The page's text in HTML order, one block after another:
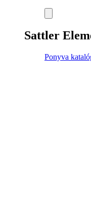
Sattler
Ponyva